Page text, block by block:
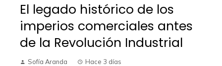
El legado histórico de los
imperios comerciales antes
de la Revolución Industrial
Sofía Aranda Hace 3 días